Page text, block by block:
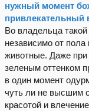
нужный момент
привлекательный
Во владельца
независимо от
животные. Даже при
зеленым оттенком
в один момент
чуть ли не высшим
красотой и